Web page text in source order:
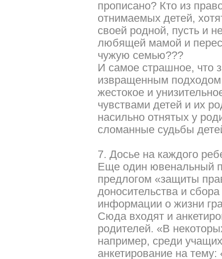
прописано? Кто из
отнимаемых детей,
своей родной, пусть и
любящей мамой и
чужую семью???
И самое страшное, что
извращенным
жестокое и
чувствами детей и их
насильно отнятых у
сломанные судьбы
7. Досье на каждого
Еще один ювенальный
предлогом «защиты
доносительства и
информации о жизни
Сюда входят и
родителей. «В
например, среди
анкетирование на